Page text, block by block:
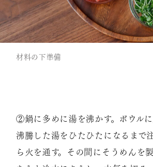
材料の下準備
②鍋に多めに湯を沸かす。ボウル
沸騰した湯をひたひたになるまで
ら火を通す。その間にそうめんを